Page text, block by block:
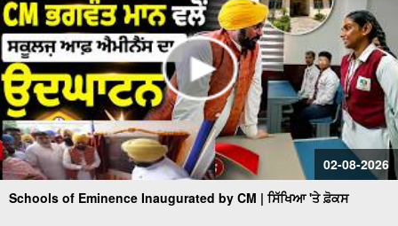
02-08-2026
Schools of Eminence Inaugurated by CM | ਸਿੱਖਿਆ 'ਤੇ ਫ਼ੋਕਸ